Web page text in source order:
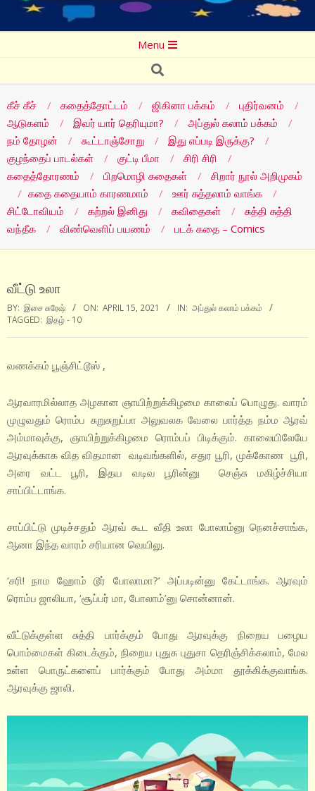
Menu
Search
கீச் கீச் கதைத்தோட்டம் ஜிகினா பக்கம்
புதிர்வனம்
ஆடுகளம்
இவர் யார் தெரியுமா?
அப்துல் கலாம் பக்கம்
நம் தோழன்
கூட்டாஞ்சோறு
இது எப்படி இருக்கு?
குழந்தைப் பாடல்கள்
குட்டி பீமா
சிரி சிரி
கதைத்தோரணம்
பிறமொழி கதைகள்
சிறார் நூல் அறிமுகம்
கதை கதையாம் காரணமாம்
ஊர் சுத்தலாம் வாங்க
சிட்டோவியம்
கற்றல் இனிது கவிதைகள்
சுத்தி சுத்தி
வந்தீக
விண்வெளிப் பயணம் படக் கதை – Comics
வீட்டு உலா
BY: இசை சுரேஷ் ON: APRIL 15, 2021 IN: அப்துல் கலாம் பக்கம்
TAGGED: இதழ் - 10
வணக்கம் பூஞ்சிட்டூஸ் ,
ஆரவாரமில்லாத அழகான ஞாயிற்றுக்கிழமை காலைப் பொழுது. வாரம்
முழுவதும் ரொம்ப சுறுசுறுப்பா அலுவலக வேலை பார்த்த நம்ம ஆரவ்
அம்மாவுக்கு, ஞாயிற்றுக்கிழமை ரொம்பப் பிடிக்கும். காலையிலேயே
ஆரவுக்காக வித விதமான வடிவங்களில், சதுர பூரி, முக்கோண பூரி,
அரை வட்ட பூரி, இதய வடிவ பூரின்னு செஞ்சு மகிழ்ச்சியா
சாப்பிட்டாங்க.
சாப்பிட்டு முடிச்சதும் ஆரவ் கூட வீதி உலா போலாம்னு நெனச்சாங்க,
ஆனா இந்த வாரம் சரியான வெயிலு.
‘சரி! நாம ஹோம் டூர் போலாமா?’ அப்படின்னு கேட்டாங்க. ஆரவும்
ரொம்ப ஜாலியா, ‘சூப்பர் மா, போலாம்’னு சொன்னான்.
வீட்டுக்குள்ள சுத்தி பார்க்கும் போது ஆரவுக்கு நிறைய பழைய
பொம்மைகள் கிடைக்கும், நிறைய புதுசு புதுசா தெரிஞ்சிக்கலாம், மேல
உள்ள பொருட்களைப் பார்க்கும் போது அம்மா தூக்கிக்குவாங்க.
ஆரவுக்கு ஜாலி.